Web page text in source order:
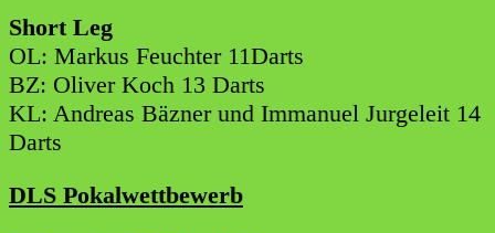
Short Leg
OL: Markus Feuchter 11Darts
BZ: Oliver Koch 13 Darts
KL: Andreas Bäzner und Immanuel Jurgeleit 14
Darts
DLS Pokalwettbewerb